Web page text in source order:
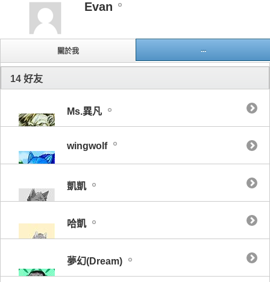
Evan
關於我 ...
14 好友
Ms.異凡
wingwolf
凱凱
哈凱
夢幻(Dream)